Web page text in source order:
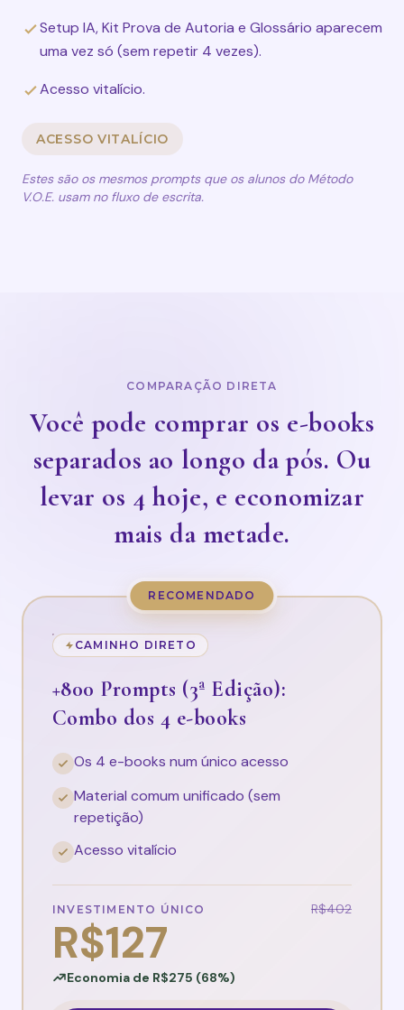
Setup IA, Kit Prova de Autoria e Glossário aparecem
uma vez só (sem repetir 4 vezes).
Acesso vitalício.
ACESSO VITALÍCIO
Estes são os mesmos prompts que os alunos do Método
V.O.E. usam no fluxo de escrita.
COMPARAÇÃO DIRETA
Você pode comprar os e-books
separados ao longo da pós. Ou
levar os 4 hoje, e economizar
mais da metade.
RECOMENDADO
CAMINHO DIRETO
+800 Prompts (3ª Edição):
Combo dos 4 e-books
Os 4 e-books num único acesso
Material comum unificado (sem
repetição)
Acesso vitalício
INVESTIMENTO ÚNICO R$402
R$127
Economia de R$275 (68%)